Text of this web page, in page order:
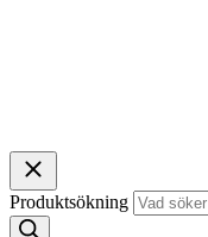
Produktsökning